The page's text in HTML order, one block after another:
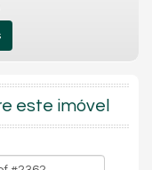
este imóvel